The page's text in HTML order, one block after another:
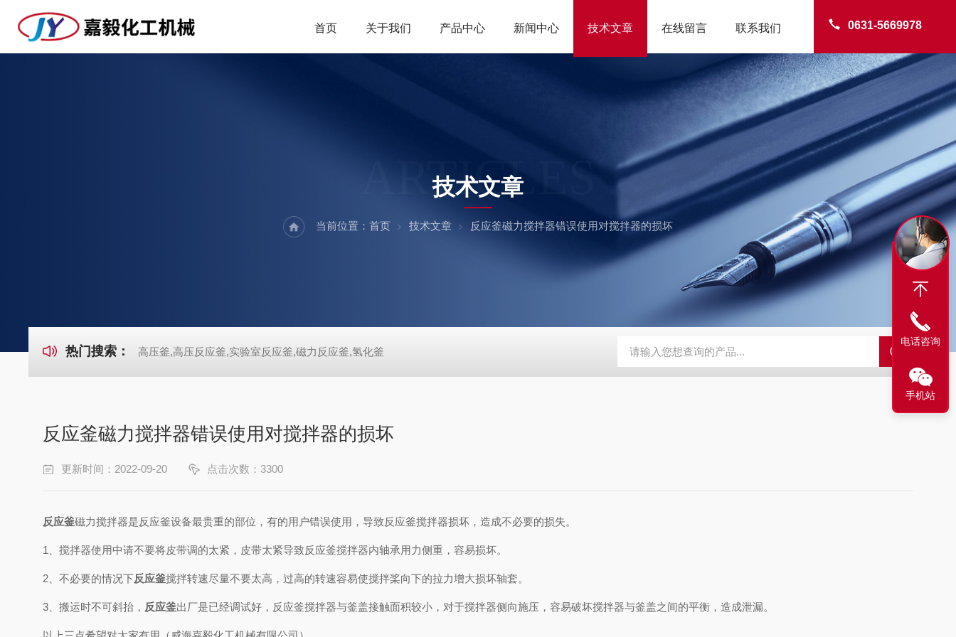
0631-5669978
首页 关于我们 产品中心 新闻中心 技术文章 在线留言 联系我们
ARTICLES
技术文章
当前位置： 首页 技术文章 反应釜磁力搅拌器错误使用对搅拌器的损坏
热门搜索： 高压釜,高压反应釜,实验室反应釜,磁力反应釜,氢化釜
反应釜磁力搅拌器错误使用对搅拌器的损坏
更新时间：2022-09-20 点击次数：3300
反应釜磁力搅拌器是反应釜设备最贵重的部位，有的用户错误使用，导致反应釜搅拌器损坏，造成不必要的损失。
1 搅拌器使用中请不要将皮带调的太紧，皮带太紧导致反应釜搅拌器内轴承用力侧重，容易损坏。
2 不必要的情况下反应釜搅拌转速尽量不要太高，过高的转速容易使搅拌桨向下的拉力增大损坏轴套。
3 搬运时不可斜抬， 反应釜出厂是已经调试好，反应釜搅拌器与釜盖接触面积较小，对于搅拌器侧向施压，容易破坏搅拌器与釜盖之间的平衡，造成泄漏。
电话咨询
手机站